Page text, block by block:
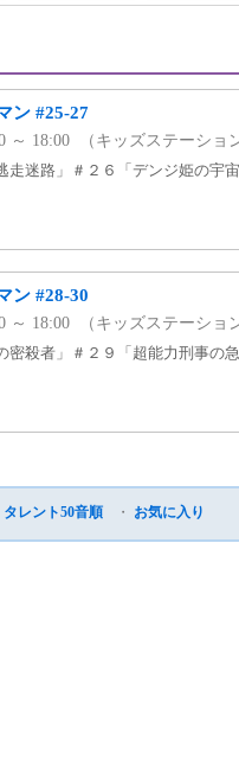
ン #25-27
～ 18:00 （キッズステーショ
走迷路」＃２６「デンジ姫の宇
ン #28-30
～ 18:00 （キッズステーショ
密殺者」＃２９「超能力刑事の
タレント50音順 ・ お気に入り